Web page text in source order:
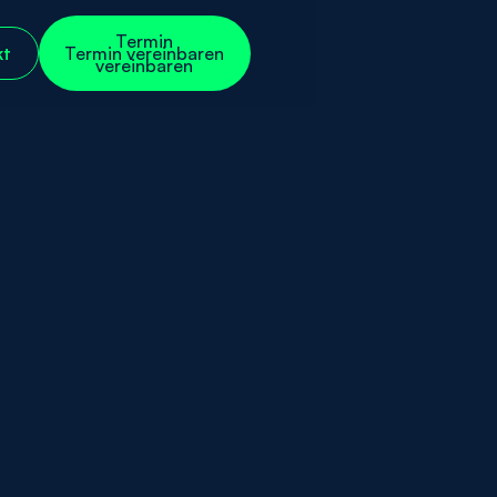
Termin
vereinbaren
Termin vereinbaren
Termin
vereinbaren